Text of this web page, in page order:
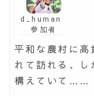
d_human
参加者
平和な農村に高
れて訪れる、し
構えていて……